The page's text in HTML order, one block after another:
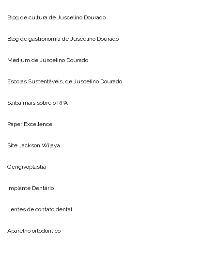
Blog de cultura de Juscelino Dourado
Blog de gastronomia de Juscelino Dourado
Medium de Juscelino Dourado
Escolas Sustentáveis, de Juscelino Dourado
Saiba mais sobre o RPA
Paper Excellence
Site Jackson Wijaya
Gengivoplastia
Implante Dentário
Lentes de contato dental
Aparelho ortodôntico